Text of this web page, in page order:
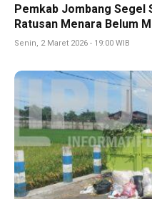
Pemkab Jombang Segel
Ratusan Menara Belum
Senin, 2 Maret 2026 - 19:00 WIB